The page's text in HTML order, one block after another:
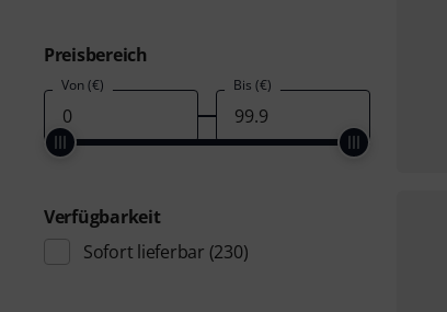
Preisbereich
Von (€) Bis (€)
Verfügbarkeit
Sofort lieferbar (230)